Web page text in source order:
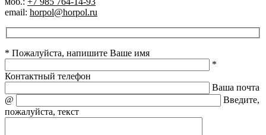
email: horpol@horpol.ru
* Пожалуйста, напишите Ваше имя
*
Контактный телефон
Ваша почта
@
Введите,
пожалуйста, текст